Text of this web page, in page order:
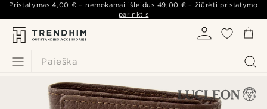
Paieška
Pristatymas4,00 € – nemokamai išleidus 49,00 € – žiūrėti pristatymo
parinktis